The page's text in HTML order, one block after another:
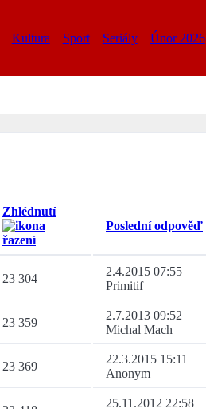
Kultura Sport Seriály Únor 2026
Zhlédnutí
Poslední odpověď
23 304
2.4.2015 07:55
Primitif
23 359
2.7.2013 09:52
Michal Mach
23 369
22.3.2015 15:11
Anonym
25.11.2012 22:58